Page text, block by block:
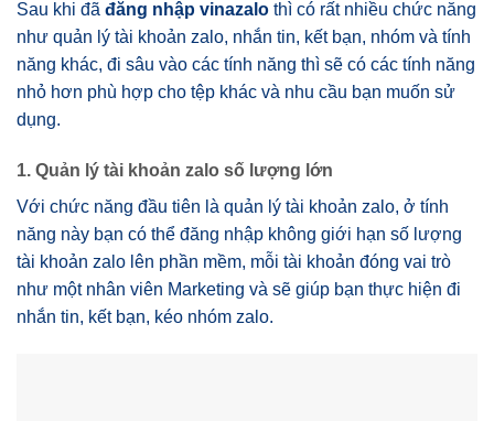
Sau khi đã đăng nhập vinazalo thì có rất nhiều chức năng
như quản lý tài khoản zalo, nhắn tin, kết bạn, nhóm và tính
năng khác, đi sâu vào các tính năng thì sẽ có các tính năng
nhỏ hơn phù hợp cho tệp khác và nhu cầu bạn muốn sử
dụng.
1. Quản lý tài khoản zalo số lượng lớn
Với chức năng đầu tiên là quản lý tài khoản zalo, ở tính
năng này bạn có thể đăng nhập không giới hạn số lượng
tài khoản zalo lên phần mềm, mỗi tài khoản đóng vai trò
như một nhân viên Marketing và sẽ giúp bạn thực hiện đi
nhắn tin, kết bạn, kéo nhóm zalo.